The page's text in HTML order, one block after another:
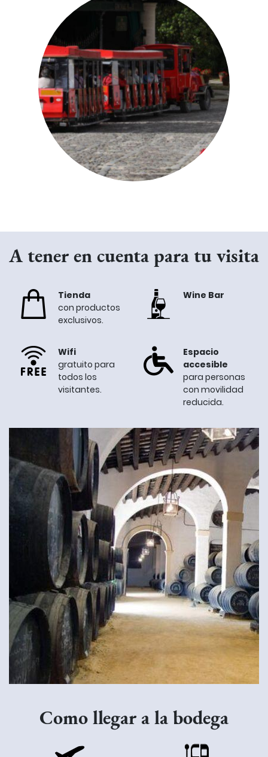
A tener en cuenta para tu visita
Tienda
con productos
exclusivos.
Wine Bar
Wifi
gratuito para
todos los
visitantes.
Espacio
accesible
para personas
con movilidad
reducida.
Como llegar a la bodega